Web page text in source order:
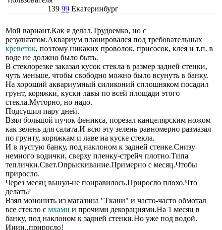
139 99 Екатеринбург
Мой вариант.Как я делал.Трудоемко, но с
результатом.Аквариум планировался под требовательных
креветок, поэтому никаких проволок, присосок, клея и т.п. в
воде не должно было быть.
В стеклорезке заказал кусок стекла в размер задней стенки,
чуть меньше, чтобы свободно можно было всунуть в банку.
На хороший аквариумный силиконий сплошняком посадил
грунт, коряжки, куски лавы по всей площади этого
стекла.Муторно, но надо.
Подсушил пару дней.
Взял большой пучок феникса, порезал канцелярским ножом
как зелень для салата.И всю эту зелень равномерно размазал
по грунту, коряжкам и лаве на куске стекла.
И в пустую банку, под наклоном к задней стенке.Снизу
немного водички, сверху пленку-стрейч плотно.Типа
теплички.Свет.Опрыскивание.Примерно с месяц.Чтобы
приросло.
Через месяц вынул-не понравилось.Приросло плохо.Что
делать?
Взял мононить из магазина "Ткани" и часто-часто обмотал
все стекло с мхами и прочими декорациями.На 1 месяц в
банку, под наклоном к задней стенки.Но уже под водой.
Ииии..приросло!